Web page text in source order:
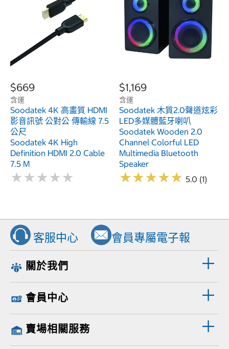
$669
含運
Soodatek 4K 高畫質 HDMI
影音訊號 公對公 傳輸線 7.5
公尺
Soodatek 4K High
Definition HDMI 2.0 Cable
7.5 M
★ ★ ★ ★ ★
★ ★ ★ ★ ★
$1,169
含運
Soodatek 木質2.0聲道炫彩
LED多媒體藍牙喇叭
Soodatek Wooden 2.0
Channel Colorful LED
Multimedia Bluetooth
Speaker
★★★★★
★★★★★ 5.0 (1)
客服中心 會員專屬電子報
關於我們
會員中心
賣場相關服務